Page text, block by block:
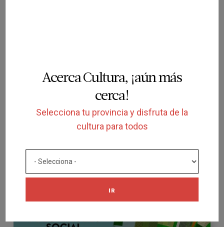
ACCESIBILIDAD
Conclusiones de la II Jornada de
situación de vulnerabilidad
Documento
Acerca Cultura, ¡aún más
cerca!
Selecciona tu provincia y disfruta de la
cultura para todos
IR